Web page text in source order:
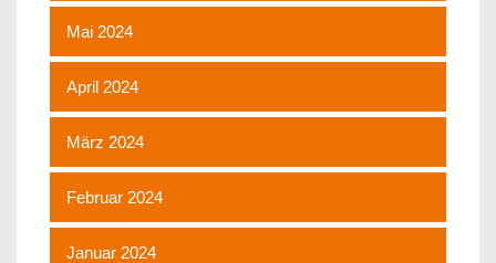
Mai 2024
April 2024
März 2024
Februar 2024
Januar 2024